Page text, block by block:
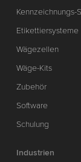
Kennzeichnungs-
Etikettiersysteme
Wägezellen
Wäge-Kits
Zubehör
Software
Schulung
Industrien